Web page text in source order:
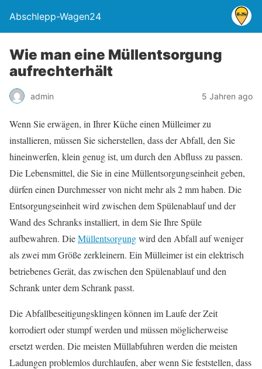
Abschlepp-Wagen24
Wie man eine Müllentsorgung
aufrechterhält
admin 5 Jahren ago
Wenn Sie erwägen, in Ihrer Küche einen Mülleimer zu
installieren, müssen Sie sicherstellen, dass der Abfall, den Sie
hineinwerfen, klein genug ist, um durch den Abfluss zu passen.
Die Lebensmittel, die Sie in eine Müllentsorgungseinheit geben,
dürfen einen Durchmesser von nicht mehr als 2 mm haben. Die
Entsorgungseinheit wird zwischen dem Spülenablauf und der
Wand des Schranks installiert, in dem Sie Ihre Spüle
aufbewahren. DieMüllentsorgungwird den Abfall auf weniger
als zwei mm Größe zerkleinern. Ein Mülleimer ist ein elektrisch
betriebenes Gerät, das zwischen den Spülenablauf und den
Schrank unter dem Schrank passt.
Die Abfallbeseitigungsklingen können im Laufe der Zeit
korrodiert oder stumpf werden und müssen möglicherweise
ersetzt werden. Die meisten Müllabfuhren werden die meisten
Ladungen problemlos durchlaufen, aber wenn Sie feststellen, dass